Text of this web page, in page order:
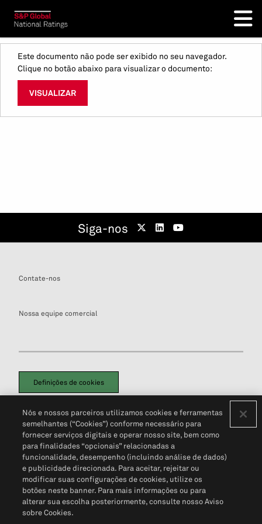
Este documento não pode ser exibido no seu navegador.
Clique no botão abaixo para visualizar o documento:
VISUALIZAR
Siga-nos
Contate-nos
Nossa equipe comercial
Definições de cookies
Política de PrivacidadePortal de privacidade do cliente (em inglês)
Não Venda Minhas Informações Pessoais© 2026 S&P Global
Nós e nossos parceiros utilizamos cookies e ferramentas
semelhantes (“Cookies”) conforme necessário para
fornecer serviços digitais e operar nosso site, bem como
para finalidades “opcionais” relacionadas a
funcionalidade, desempenho (incluindo análise de dados)
e publicidade direcionada. Para aceitar, rejeitar ou
modificar suas configurações de cookies, utilize os
botões neste banner. Para mais informações ou para
alterar sua escolha posteriormente, consulte nosso Aviso
sobre Cookies.